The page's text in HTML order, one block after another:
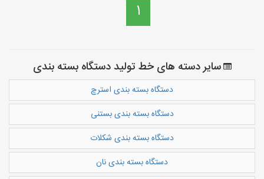
1
سایر دسته های خط تولید دستگاه بسته بندی
دستگاه بسته بندی استرچ
دستگاه بسته بندی بستنی
دستگاه بسته بندی شکلات
دستگاه بسته بندی نان